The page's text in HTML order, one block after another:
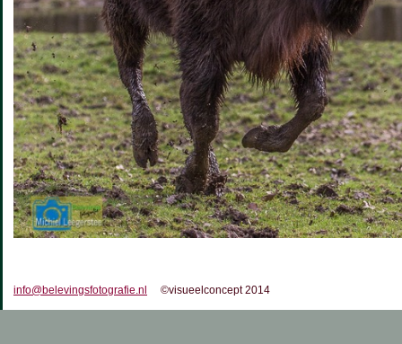
info@belevingsfotografie.nl ©visueelconcept 2014